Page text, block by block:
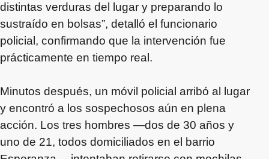
distintas verduras del lugar y preparando lo
sustraído en bolsas”, detalló el funcionario
policial, confirmando que la intervención fue
prácticamente en tiempo real.
Minutos después, un móvil policial arribó al lugar
y encontró a los sospechosos aún en plena
acción. Los tres hombres —dos de 30 años y
uno de 21, todos domiciliados en el barrio